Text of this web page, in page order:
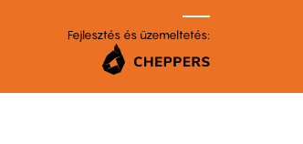
Fejlesztés és üzemeltetés: